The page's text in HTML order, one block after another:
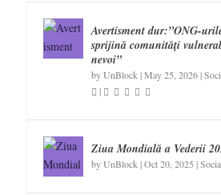
Avertisment dur:”ONG-
sprijină comunități
nevoi”
byUnBlock |May 25, 2026|
|
Ziua Mondială a Vederii
byUnBlock |Oct 20, 2025 |